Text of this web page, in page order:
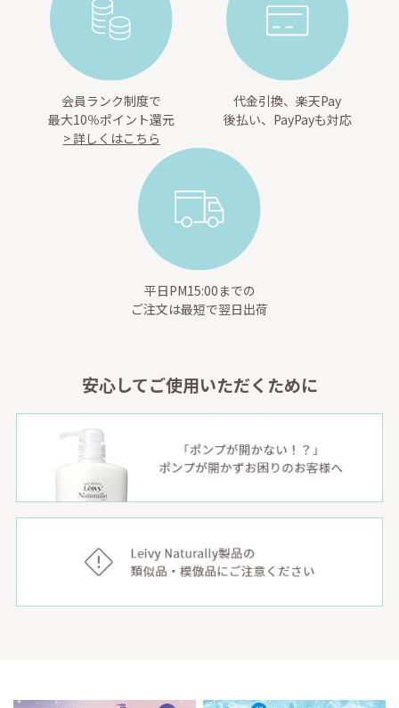
会員ランク制度で
最大10％ポイント還元
> 詳しくはこちら
代金引換、楽天Pay
後払い、PayPayも対応
平日PM15:00までの
ご注文は最短で翌日出荷
安心してご使用いただくために